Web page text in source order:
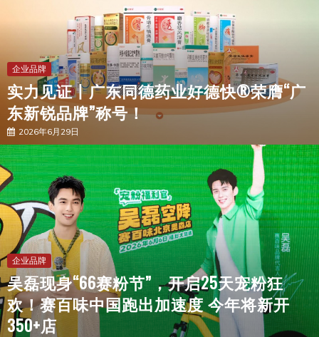
企业品牌
实力见证丨广东同德药业好德快®荣膺“广
东新锐品牌”称号！
2026年6月29日
企业品牌
吴磊现身“66赛粉节”，开启25天宠粉狂
欢！赛百味中国跑出加速度 今年将新开
350+店